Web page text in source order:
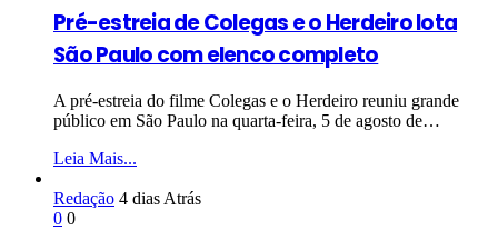
Pré-estreia de Colegas e o Herdeiro lota
São Paulo com elenco completo
A pré-estreia do filme Colegas e o Herdeiro reuniu grande
público em São Paulo na quarta-feira, 5 de agosto de…
Leia Mais...
Redação 4 dias Atrás
0 0